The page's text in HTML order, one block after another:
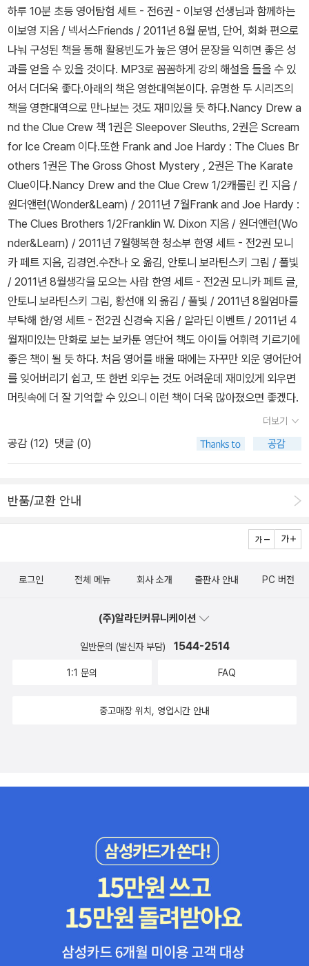
ㅋㅋㅋ 물론 앞에 언급했던 [English Explorers 시리즈] 역시 찾아
봐서 알찬 독서와 함께 하는 방학이 되기를...
화의 원작은 읽어도, 이런 책은 잘 읽지 않았는데 우리 아이가 책 표지
를 보더니 사달라고 한다.스머프는 어릴 적에 텔레비전 만화로 즐겨
봤기에 나도 책이 궁금하다. 우리 아이가 아직 접하지 못한 스머프의
세계 - 과연 이 책을 읽고 우리 아이는 어떤 생각을 할까?The Smur
fs 1 (Paperback) Delporte, Yvan / Papercutz / 2010년 8월
Smurfs Movie Novelisation (Paperback) 로디 코혼 외 지음 /
Simon & Schuster Children's / 2011년 7월 Cars 2 Junior Nov
elization (Paperback) RH Disney / Random House Children
s Books / 2011년 5월한국에선 아이들의 여름방학을 맞아 이미 절
찬 상영중인 [Car 2], 싱가포르에선 레고 시리즈와 다른 장난감들이
나왔지만, 영화상영은 조금 뒤로 미뤄졌다. 그래도 이 영화는 상영예
정작이라 다행이다.일본 애니매이션 영화는 한국보다 여기서 접하는
게 좀 더 어려운 것 같다.Kung Fu Panda : The Junior Novel (Pa
perback, Movie Tie-in) Korman, Susan 지음 / Harpercollins
Childrens Books / 2008년 5월Kung Fu Panda 2 the Novel
(Paperback) Unknown / Price Stern Sloan / 2011년 4월아이
와 재미있게 본 쿵푸팬더 시리즈도 책을 통해 다시 만나보고 싶다.그
리고 영화 리오는 지난 5월 한국보다 먼저 상영을 해서 봤는데, 여기
서도 흥행에 성공했던 작품이다. 아마 싱가포르 아이들 대부분이 영
화를 본 듯 싶다. ㅋㅋ요 책은 아직 우리 아이가 발견하지 못한지라,
깜짝 선물로 줄 수 있을 듯. Rio: the Movie Storybook (Paperb
ack) Huelin, Jodi / Harpercollins Childrens Books / 2011년 3
percollins Childrens Books / 2011년 2월 Rio: 8x8 2 (Paperb
Harpercollins Childrens Books / 2011년 3월그 이외에도 재미있
는 영화와 만화를 이러한 책으로 만나보는 것은 즐거운 독서가 될 듯
싶다.귀여운 애니매이션 영화도, 트랜스포머나 캐리비안의 해적 시리
둔 도서목록 - 좀 더 할인을 해주었으면 하고 몇 달을 기다린 보람이
있는지 이번 주 들어 점점 영어동화책 가격이 내려가고 있다.Roald
Dahl : Phizz-Whizzing Collection (15권 세트, Paperback) 로
알드 달 지음, 퀸틴 블레이크 그림 / Puffin Books / 2008년 11월5
5,000원이라는 착한 가격으로 인해, 이 곳에 있는 엄마들의 공동구
매를 추진해볼까 하는 생각도 든 책. 우리 아이는 이미 한 세트 있는
데, 조카들 여름방학 선물로 딱 좋을 듯 하다.워낙 인기있는 시리즈인
로알드 달의 주억같은 명작 15권 - 우리 아이는 번역판을 읽을 때와
마찬가지로 원서 역시 무척 좋아한다. 단 하나 아쉬운 점은 몇권의 책
에 인쇄된글자가 조금만 더 컸으면 하는 바람이 있다. - 하긴 눈이 나
쁜 내게 불편할 뿐 우리 아이는 그리 불편하지 않은 듯 하다.Harry P
otter: a Pop-up Book (Hardcover) Foster, Bruce 지음, Willia
mson, Andrew 그림 / Insight Editions / 2010년 11월해리포터
마지막 영화 상영 시작과 더불어 50% 할인이라는 파격적인 이벤트
를 벌임에 따라서 꼭 구입하고 싶은 책이다.페이퍼백으로 된 7권세트
는 이미 있으니, 요 책은 우리 가족이 돌려가며 읽은 후 해리포터 원서
세트와 함께 거실에 함께 장식해놓으면 아주 좋을 것 같다.Marvin R
edpost 요 책은 CD와 함께 구성된 세트를 구입할까 몇 번 고민을 했
는데, 그냥 챕터북으로 구입할까 한다. 글밥이 어렵지 않은데다 이야
기가 재미있으니, 아이학교에 편하게 가지고 다니라고 해야겠다.Sar
ah, Plain and Tall 3종 세트 (Paperback 3권 + CD 4장) 패트리
샤 매클라클랜 지음 / HarperTrophy / 2008년 4월위 책과 아래에
있는 책은 여러 번 고민을 한 책이다. 이왕 영어책으로 읽으라고 권한
다면 좀 더 흥미진진하고 재미있는 모험이야기를 고르고 싶지만 이런
이 지난 지금 시점에 우리 아이가 이 책을 잘 이해할 수 있을까 아직
니라 문학 그 자체로 받아들이며 깊이 생각하고 읽었으면 하는 엄마
기하기에 나의 영어실력이 턱없이 부족하기 때문인 것이다.아래에 있
(주의력 결핍 장애)인 것이다. 요즘 이 병에 걸린 우리나라 아이들 역
심도깊은 토론을 하고 싶은 책.Joey Pigza 3종 세트 (Paperback
월 내가 어릴 때 텔레비전을 통해 가장 좋아했던 삐삐. 추억의 삐삐를
perback 3권 + Audio CD 8장 + 단어장 1권) 지음 / 에듀카코리아
/ 2008년 8월Astrid Lindgren Best Collection 10권 세트 (Pap
erback 10권) 아스트리드 린드그렌 지음 / Better Books / 2010
년 4월 정말 이런 학교가 있으면 무척 재미있을 것 같다. 몇 달 전에
우리 아이에게 줄 앤드류 클레먼츠의 학교 시리즈 세트를 구입했다.
더불어 Wayside School 시리즈도 이번에 꼭 주문하련다. 요 책도
하루 10분 초등 영어탐험 세트 - 전6권 - 이보영 선생님과 함께하는
이보영 지음 / 넥서스Friends / 2011년 8월 문법, 단어, 회화 편으로
나눠 구성된 책을 통해 활용빈도가 높은 영어 문장을 익히면 좋은 성
과를 얻을 수 있을 것이다. MP3로 꼼꼼하게 강의 해설을 들을 수 있
어서 더더욱 좋다.아래의 책은 영한대역본이다. 유명한 두 시리즈의
책을 영한대역으로 만나보는 것도 재미있을 듯 하다.Nancy Drew a
nd the Clue Crew 책 1권은 Sleepover Sleuths, 2권은 Scream
for Ice Cream 이다.또한 Frank and Joe Hardy : The Clues Br
others 1권은 The Gross Ghost Mystery , 2권은 The Karate
Clue이다.Nancy Drew and the Clue Crew 1/2캐롤린 킨 지음 /
원더앤런(Wonder&Learn) / 2011년 7월Frank and Joe Hardy :
The Clues Brothers 1/2Franklin W. Dixon 지음 / 원더앤런(Wo
nder&Learn) / 2011년 7월행복한 청소부 한영 세트 - 전2권 모니
카 페트 지음, 김경연.수잔나 오 옮김, 안토니 보라틴스키 그림 / 풀빛
/ 2011년 8월생각을 모으는 사람 한영 세트 - 전2권 모니카 페트 글,
안토니 보라틴스키 그림, 황선애 외 옮김 / 풀빛 / 2011년 8월엄마를
부탁해 한/영 세트 - 전2권 신경숙 지음 / 알라딘 이벤트 / 2011년 4
월재미있는 만화로 보는 보카툰 영단어 책도 아이들 어휘력 기르기에
좋은 책이 될 듯 하다. 처음 영어를 배울 때에는 자꾸만 외운 영어단어
를 잊어버리기 쉽고, 또 한번 외우는 것도 어려운데 재미있게 외우면
머릿속에 더 잘 기억할 수 있으니 이런 책이 더욱 많아졌으면 좋겠다.
더보기
공감 (12) 댓글 (0)
반품/교환 안내
로그인 전체 메뉴 회사 소개 출판사 안내 PC 버전
(주)알라딘커뮤니케이션
일반문의 (발신자 부담) 1544-2514
1:1 문의 FAQ
중고매장 위치, 영업시간 안내